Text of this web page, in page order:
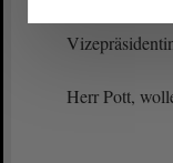
Herr Pott,